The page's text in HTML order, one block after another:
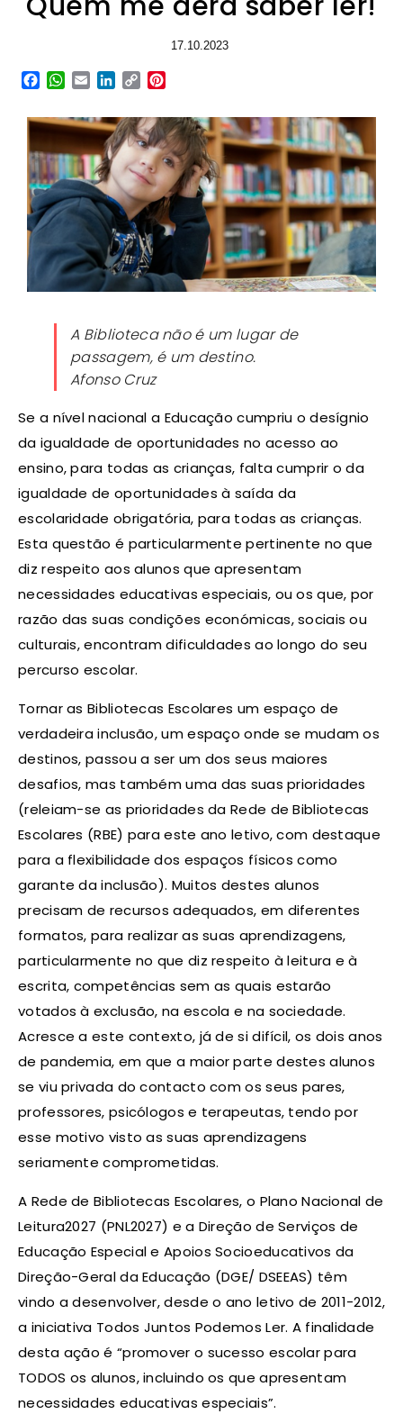
17.10.2023
Facebook
WhatsApp
EmailLinkedIn
Copy
A Biblioteca não é um lugar de
passagem, é um destino.
Afonso Cruz
Se a nível nacional a Educação cumpriu o desígnio
da igualdade de oportunidades no acesso ao
ensino, para todas as crianças, falta cumprir o da
igualdade de oportunidades à saída da
escolaridade obrigatória, para todas as crianças.
Esta questão é particularmente pertinente no que
diz respeito aos alunos que apresentam
necessidades educativas especiais, ou os que, por
razão das suas condições económicas, sociais ou
culturais, encontram dificuldades ao longo do seu
percurso escolar.
Tornar as Bibliotecas Escolares um espaço de
verdadeira inclusão, um espaço onde se mudam os
destinos, passou a ser um dos seus maiores
desafios, mas também uma das suas prioridades
(releiam-se as prioridades da Rede de Bibliotecas
Escolares (RBE) para este ano letivo, com destaque
para a flexibilidade dos espaços físicos como
garante da inclusão). Muitos destes alunos
precisam de recursos adequados, em diferentes
formatos, para realizar as suas aprendizagens,
particularmente no que diz respeito à leitura e à
escrita, competências sem as quais estarão
votados à exclusão, na escola e na sociedade.
Acresce a este contexto, já de si difícil, os dois anos
de pandemia, em que a maior parte destes alunos
se viu privada do contacto com os seus pares,
professores, psicólogos e terapeutas, tendo por
esse motivo visto as suas aprendizagens
seriamente comprometidas.
A Rede de Bibliotecas Escolares, o Plano Nacional de
Leitura2027 (PNL2027) e a Direção de Serviços de
Educação Especial e Apoios Socioeducativos da
Direção-Geral da Educação (DGE/ DSEEAS) têm
vindo a desenvolver, desde o ano letivo de 2011-2012,
a iniciativa Todos Juntos Podemos Ler. A finalidade
desta ação é “promover o sucesso escolar para
TODOS os alunos, incluindo os que apresentam
necessidades educativas especiais”.